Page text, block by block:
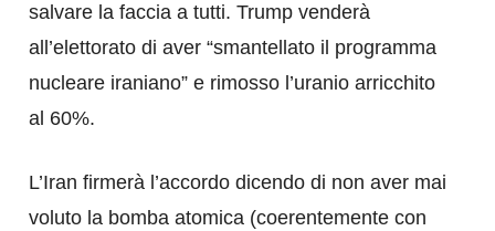
salvare la faccia a tutti. ​Trump venderà
all’elettorato di aver “smantellato il programma
nucleare iraniano” e rimosso l’uranio arricchito
al 60%.
​L’Iran firmerà l’accordo dicendo di non aver mai
voluto la bomba atomica (coerentemente con